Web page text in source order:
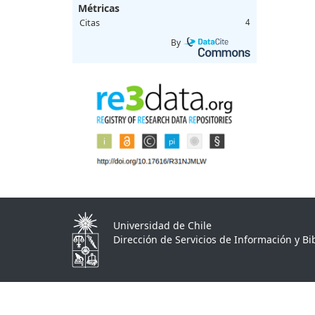
Métricas
Citas 4
By
Universidad de Chile
Dirección de Servicios de Información y